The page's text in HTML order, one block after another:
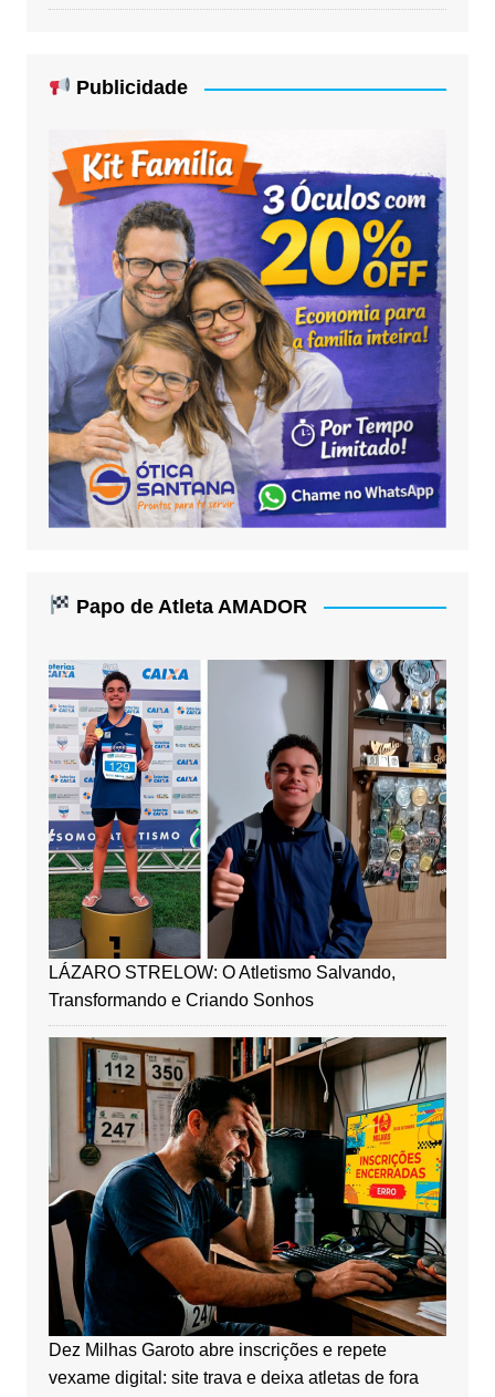
Publicidade
Papo de Atleta AMADOR
LÁZARO STRELOW: O Atletismo Salvando,
Transformando e Criando Sonhos
Dez Milhas Garoto abre inscrições e repete
vexame digital: site trava e deixa atletas de fora